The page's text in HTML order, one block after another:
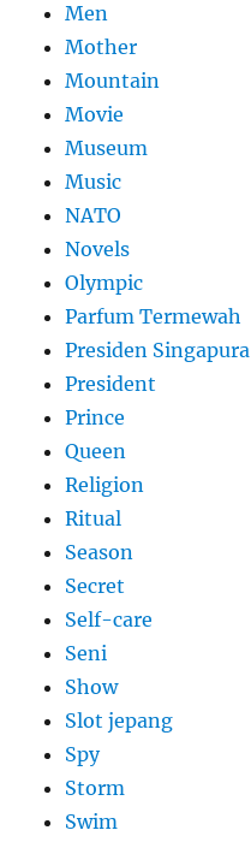
Men
Mother
Mountain
Movie
Museum
Music
NATO
Novels
Olympic
Parfum Termewah
Presiden Singapura
President
Prince
Queen
Religion
Ritual
Season
Secret
Self-care
Seni
Show
Slot jepang
Spy
Storm
Swim